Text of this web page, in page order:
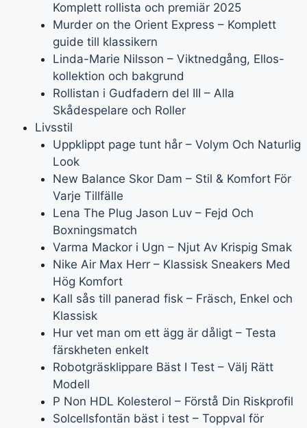
Komplett rollista och premiär 2025
Murder on the Orient Express – Komplett
guide till klassikern
Linda-Marie Nilsson – Viktnedgång, Ellos-
kollektion och bakgrund
Rollistan i Gudfadern del III – Alla
Skådespelare och Roller
Livsstil
Uppklippt page tunt hår – Volym Och Naturlig
Look
New Balance Skor Dam – Stil & Komfort För
Varje Tillfälle
Lena The Plug Jason Luv – Fejd Och
Boxningsmatch
Varma Mackor i Ugn – Njut Av Krispig Smak
Nike Air Max Herr – Klassisk Sneakers Med
Hög Komfort
Kall sås till panerad fisk – Fräsch, Enkel och
Klassisk
Hur vet man om ett ägg är dåligt – Testa
färskheten enkelt
Robotgräsklippare Bäst I Test – Välj Rätt
Modell
P Non HDL Kolesterol – Förstå Din Riskprofil
Solcellsfontän bäst i test – Toppval för